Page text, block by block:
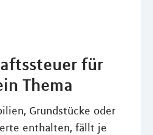
für
Thema
Grundstücke oder
enthalten, fällt je